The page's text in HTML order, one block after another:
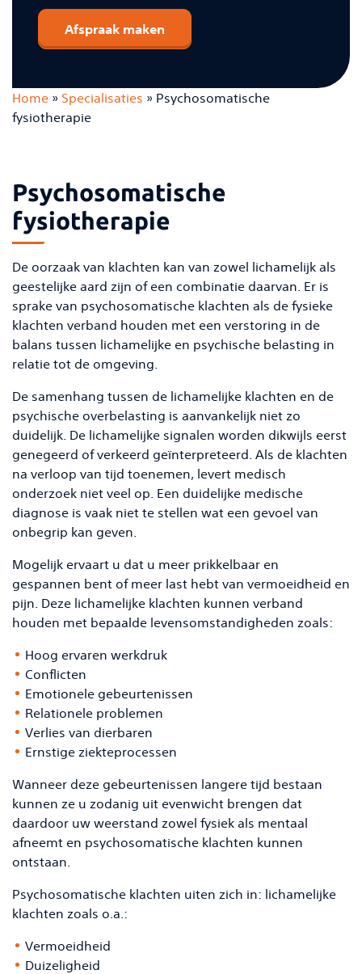
Afspraak maken
Home » Specialisaties » Psychosomatische
fysiotherapie
Psychosomatische
fysiotherapie
De oorzaak van klachten kan van zowel lichamelijk als
geestelijke aard zijn of een combinatie daarvan. Er is
sprake van psychosomatische klachten als de fysieke
klachten verband houden met een verstoring in de
balans tussen lichamelijke en psychische belasting in
relatie tot de omgeving.
De samenhang tussen de lichamelijke klachten en de
psychische overbelasting is aanvankelijk niet zo
duidelijk. De lichamelijke signalen worden dikwijls eerst
genegeerd of verkeerd geïnterpreteerd. Als de klachten
na verloop van tijd toenemen, levert medisch
onderzoek niet veel op. Een duidelijke medische
diagnose is vaak niet te stellen wat een gevoel van
onbegrip kan geven.
Mogelijk ervaart u dat u meer prikkelbaar en
gespannen bent of meer last hebt van vermoeidheid en
pijn. Deze lichamelijke klachten kunnen verband
houden met bepaalde levensomstandigheden zoals:
Hoog ervaren werkdruk
Conflicten
Emotionele gebeurtenissen
Relationele problemen
Verlies van dierbaren
Ernstige ziekteprocessen
Wanneer deze gebeurtenissen langere tijd bestaan
kunnen ze u zodanig uit evenwicht brengen dat
daardoor uw weerstand zowel fysiek als mentaal
afneemt en psychosomatische klachten kunnen
ontstaan.
Psychosomatische klachten uiten zich in: lichamelijke
klachten zoals o.a.:
Vermoeidheid
Duizeligheid